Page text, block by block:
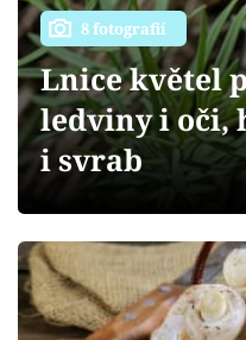
Přihlášení
Sledujte nás
8 fotografií
Lnice květel
ledviny i oči,
i svrab